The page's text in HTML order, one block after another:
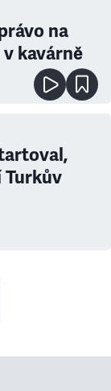
na
v kavárně
Turkův